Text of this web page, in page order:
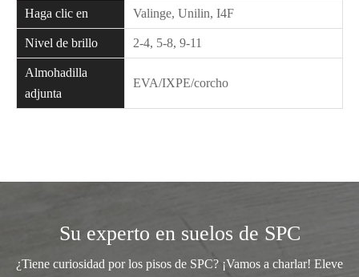
Haga clic en Valinge, Unilin, I4F
Nivel de brillo 2-4, 5-8, 9-11
Almohadilla
adjunta
EVA/IXPE/corcho
Su experto en suelos de SPC
¿Tiene curiosidad por los pisos de SPC? ¡Vamos a charlar! Eleve